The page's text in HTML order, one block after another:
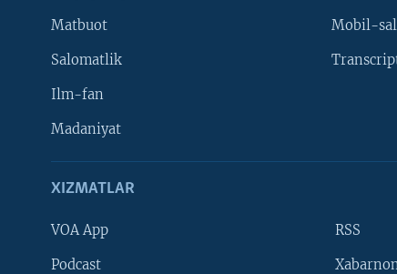
Matbuot
Salomatlik
Ilm-fan
Madaniyat
Mobil-
XIZMATLAR
VOA App
Podcast
RSS